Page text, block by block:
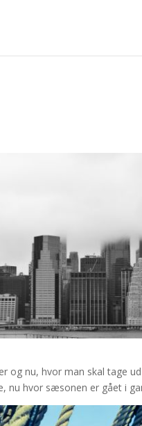
og nu, hvor man skal tage
nu hvor sæsonen er gået i